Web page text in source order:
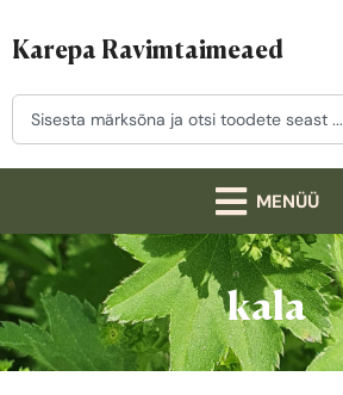
Karepa Ravimtaimeaed
kala